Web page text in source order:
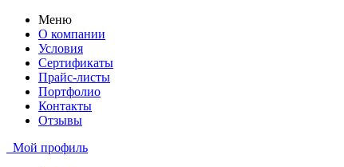
Меню
О компании
Условия
Сертификаты
Прайс-листы
Портфолио
Контакты
Отзывы
Мой профиль